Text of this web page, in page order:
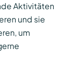
Aktivitäten
und sie
um